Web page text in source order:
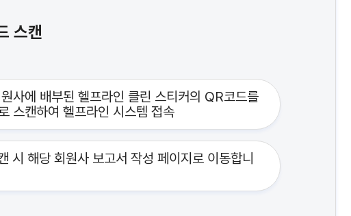
이용안내
스캔
사에 배부된 헬프라인 클린 스티커의 QR코드를
스캔하여 헬프라인 시스템 접속
시 해당 회원사 보고서 작성 페이지로 이동합니